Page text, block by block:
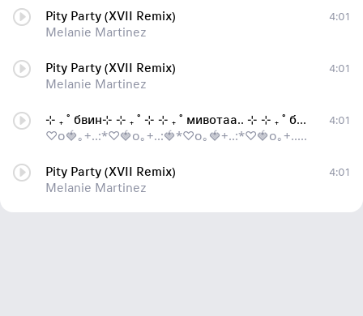
Pity Party (XVII Remix)
Melanie Martinez
4:01
Pity Party (XVII Remix)
Melanie Martinez
4:01
⊹ ₊ ˚ бвин⊹ ⊹ ₊ ˚ ⊹ ⊹ ₊ ˚ мивотаа.. ⊹ ⊹ ₊ ˚ бвин⊹ ⊹ ₊ ˚ ⊹ ⊹ ₊ ˚ ⊹ ⊹ ₊ ˚ ⊹ ⊹ &#833
♡ᴏ🍓｡+..:*♡🍓ᴏ｡+..:🍓*♡ᴏ｡🍓+..:*♡🍓ᴏ｡+..:*🍓♡ᴏ｡
4:01
Pity Party (XVII Remix)
Melanie Martinez
4:01